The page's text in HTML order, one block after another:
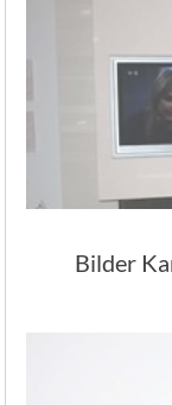
Bilder